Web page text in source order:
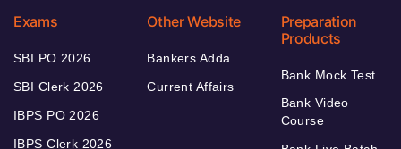
Exams
SBI PO 2026
SBI Clerk 2026
IBPS PO 2026
IBPS Clerk 2026
Other Website
Bankers Adda
Current Affairs
Preparation
Products
Bank Mock Test
Bank Video
Course